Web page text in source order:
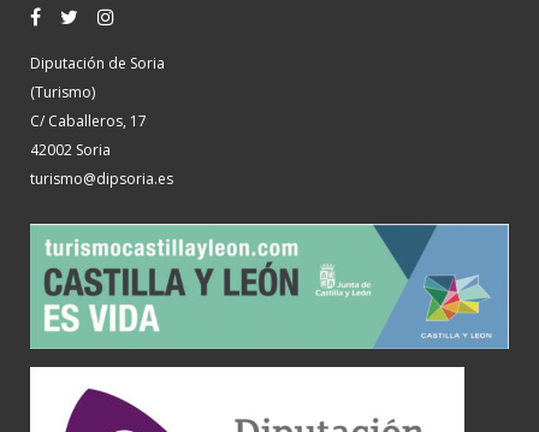
Diputación de Soria
(Turismo)
C/ Caballeros, 17
42002 Soria
turismo@dipsoria.es